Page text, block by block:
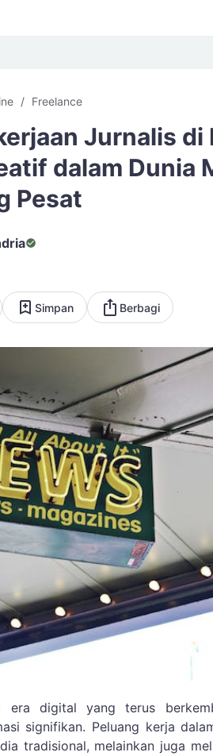
Freelance
Jurnalis di
dalam Dunia
Pesat
Simpan Berbagi
era digital yang terus
signifikan. Peluang kerja
tradisional, melainkan juga